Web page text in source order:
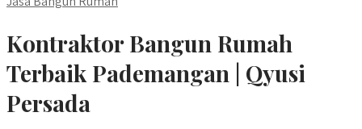
Kontraktor Bangun Rumah
Terbaik Pademangan | Qyusi
Persada